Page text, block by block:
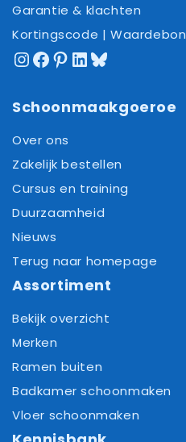
Garantie & klachten
Kortingscode | Waardebon
Instagram
Facebook
Pinterest
LinkedIn
Bluesky
Schoonmaakgoeroe
Over ons
Zakelijk bestellen
Cursus en training
Duurzaamheid
Nieuws
Terug naar homepage
Assortiment
Bekijk overzicht
Merken
Ramen buiten
Badkamer schoonmaken
Vloer schoonmaken